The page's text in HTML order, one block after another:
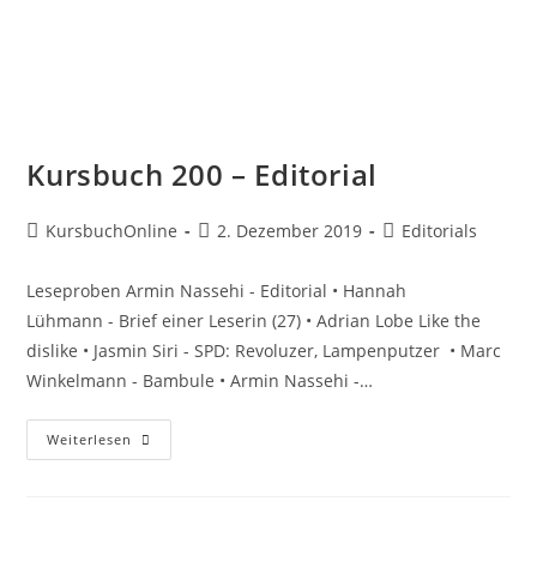
Kursbuch 200 – Editorial
KursbuchOnline 2. Dezember 2019 Editorials
Leseproben Armin Nassehi - Editorial • Hannah
Lühmann - Brief einer Leserin (27) • Adrian Lobe Like the
dislike • Jasmin Siri - SPD: Revoluzer, Lampenputzer • Marc
Winkelmann - Bambule • Armin Nassehi -…
Weiterlesen